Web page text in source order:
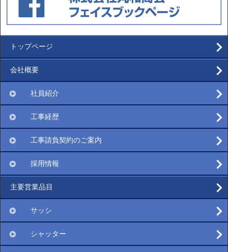
トップページ
会社概要
社員紹介
工事経歴
工事請負契約のご案内
採用情報
主要営業品目
サッシ
シャッター